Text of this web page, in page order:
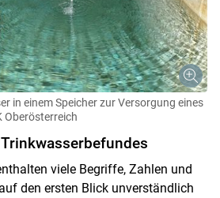
in einem Speicher zur Versorgung eines
viele Begriffe, Zahlen und
den ersten Blick unverständlich